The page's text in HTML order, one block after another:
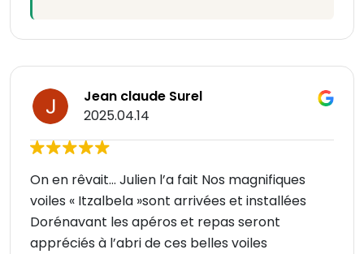
Jean claude Surel
2025.04.14
On en rêvait… Julien l’a fait Nos magnifiques
voiles « Itzalbela »sont arrivées et installées
Dorénavant les apéros et repas seront
appréciés à l’abri de ces belles voiles